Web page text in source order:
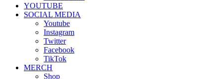
YOUTUBE
SOCIAL MEDIA
Youtube
Instagram
Twitter
Facebook
TikTok
MERCH
Shop